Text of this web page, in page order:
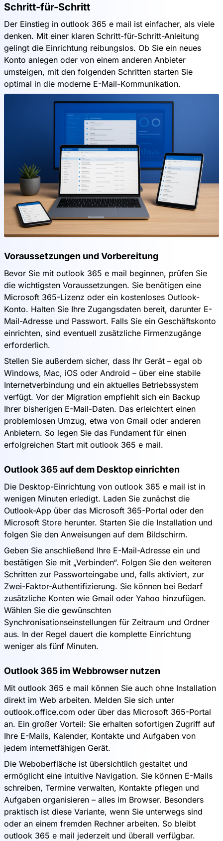
Schritt-für-Schritt
Der Einstieg in outlook 365 e mail ist einfacher, als viele
denken. Mit einer klaren Schritt-für-Schritt-Anleitung
gelingt die Einrichtung reibungslos. Ob Sie ein neues
Konto anlegen oder von einem anderen Anbieter
umsteigen, mit den folgenden Schritten starten Sie
optimal in die moderne E-Mail-Kommunikation.
Voraussetzungen und Vorbereitung
Bevor Sie mit outlook 365 e mail beginnen, prüfen Sie
die wichtigsten Voraussetzungen. Sie benötigen eine
Microsoft 365-Lizenz oder ein kostenloses Outlook-
Konto. Halten Sie Ihre Zugangsdaten bereit, darunter E-
Mail-Adresse und Passwort. Falls Sie ein Geschäftskonto
einrichten, sind eventuell zusätzliche Firmenzugänge
erforderlich.
Stellen Sie außerdem sicher, dass Ihr Gerät – egal ob
Windows, Mac, iOS oder Android – über eine stabile
Internetverbindung und ein aktuelles Betriebssystem
verfügt. Vor der Migration empfiehlt sich ein Backup
Ihrer bisherigen E-Mail-Daten. Das erleichtert einen
problemlosen Umzug, etwa von Gmail oder anderen
Anbietern. So legen Sie das Fundament für einen
erfolgreichen Start mit outlook 365 e mail.
Outlook 365 auf dem Desktop einrichten
Die Desktop-Einrichtung von outlook 365 e mail ist in
wenigen Minuten erledigt. Laden Sie zunächst die
Outlook-App über das Microsoft 365-Portal oder den
Microsoft Store herunter. Starten Sie die Installation und
folgen Sie den Anweisungen auf dem Bildschirm.
Geben Sie anschließend Ihre E-Mail-Adresse ein und
bestätigen Sie mit „Verbinden“. Folgen Sie den weiteren
Schritten zur Passworteingabe und, falls aktiviert, zur
Zwei-Faktor-Authentifizierung. Sie können bei Bedarf
zusätzliche Konten wie Gmail oder Yahoo hinzufügen.
Wählen Sie die gewünschten
Synchronisationseinstellungen für Zeitraum und Ordner
aus. In der Regel dauert die komplette Einrichtung
weniger als fünf Minuten.
Outlook 365 im Webbrowser nutzen
Mit outlook 365 e mail können Sie auch ohne Installation
direkt im Web arbeiten. Melden Sie sich unter
outlook.office.com oder über das Microsoft 365-Portal
an. Ein großer Vorteil: Sie erhalten sofortigen Zugriff auf
Ihre E-Mails, Kalender, Kontakte und Aufgaben von
jedem internetfähigen Gerät.
Die Weboberfläche ist übersichtlich gestaltet und
ermöglicht eine intuitive Navigation. Sie können E-Mails
schreiben, Termine verwalten, Kontakte pflegen und
Aufgaben organisieren – alles im Browser. Besonders
praktisch ist diese Variante, wenn Sie unterwegs sind
oder an einem fremden Rechner arbeiten. So bleibt
outlook 365 e mail jederzeit und überall verfügbar.